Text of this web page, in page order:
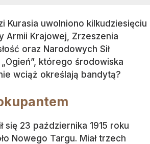
Kurasia uwolniono kilkudziesięciu
Armii Krajowej, Zrzeszenia
oraz Narodowych Sił
którego środowiska
wciąż określają bandytą?
się 23 października 1915 roku
Nowego Targu. Miał trzech